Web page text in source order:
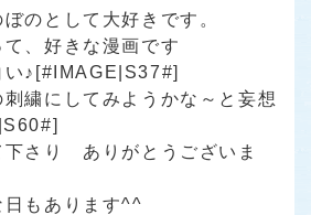
のとして大好きです。
、好きな漫画です
い♪[#IMAGE|S37#]
繍にしてみようかな～と妄想
さり ありがとうございま
日もあります^^